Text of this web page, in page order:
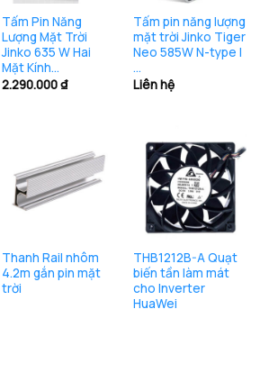
Tấm Pin Năng
Lượng Mặt Trời
Jinko 635 W Hai
Mặt Kính…
2.290.000₫
Tấm pin năng lượng
mặt trời Jinko Tiger
Neo 585W N-type |
…
Liên hệ
Thanh Rail nhôm
4.2m gắn pin mặt
trời
THB1212B-A Quạt
biến tần làm mát
cho Inverter
HuaWei